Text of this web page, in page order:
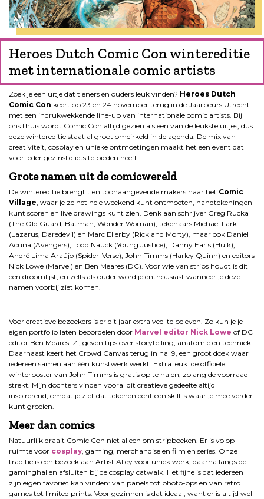
Heroes Dutch Comic Con wintereditie
met internationale comic artists
Zoek je een uitje dat tieners én ouders leuk vinden? Heroes Dutch
Comic Con keert op 23 en 24 november terug in de Jaarbeurs Utrecht
met een indrukwekkende line-up van internationale comic artists. Bij
ons thuis wordt Comic Con altijd gezien als een van de leukste uitjes, dus
deze wintereditie staat al groot omcirkeld in de agenda. De mix van
creativiteit, cosplay en unieke ontmoetingen maakt het een event dat
voor ieder gezinslid iets te bieden heeft.
Grote namen uit de comicwereld
De wintereditie brengt tien toonaangevende makers naar het Comic
Village, waar je ze het hele weekend kunt ontmoeten, handtekeningen
kunt scoren en live drawings kunt zien. Denk aan schrijver Greg Rucka
(The Old Guard, Batman, Wonder Woman), tekenaars Michael Lark
(Lazarus, Daredevil) en Marc Ellerby (Rick and Morty), maar ook Daniel
Acuña (Avengers), Todd Nauck (Young Justice), Danny Earls (Hulk),
André Lima Araújo (Spider-Verse), John Timms (Harley Quinn) en editors
Nick Lowe (Marvel) en Ben Meares (DC). Voor wie van strips houdt is dit
een droomlijst, en zelfs als ouder word je enthousiast wanneer je deze
namen voorbij ziet komen.
Voor creatieve bezoekers is er dit jaar extra veel te beleven. Zo kun je je
eigen portfolio laten beoordelen door Marvel editor Nick Lowe of DC
editor Ben Meares. Zij geven tips over storytelling, anatomie en techniek.
Daarnaast keert het Crowd Canvas terug in hal 9, een groot doek waar
iedereen samen aan één kunstwerk werkt. Extra leuk: de officiële
winterposter van John Timms is gratis op te halen, zolang de voorraad
strekt. Mijn dochters vinden vooral dit creatieve gedeelte altijd
inspirerend, omdat je ziet dat tekenen echt een skill is waar je mee verder
kunt groeien.
Meer dan comics
Natuurlijk draait Comic Con niet alleen om stripboeken. Er is volop
ruimte voor cosplay, gaming, merchandise en film en series. Onze
traditie is een bezoek aan Artist Alley voor uniek werk, daarna langs de
gaminghal en afsluiten bij de cosplay catwalk. Het fijne is dat iedereen
zijn eigen favoriet kan vinden: van panels tot photo-ops en van retro
games tot limited prints. Voor gezinnen is dat ideaal, want er is altijd wel